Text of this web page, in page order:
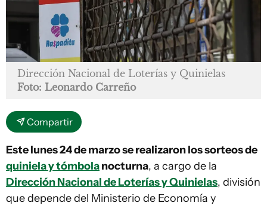
Dirección Nacional de Loterías y Quinielas
Foto: Leonardo Carreño
Compartir
Este lunes 24 de marzo se realizaron los sorteos de
quiniela y tómbolanocturna, a cargo de la
Dirección Nacional de Loterías y Quinielas, división
que depende del Ministerio de Economía y